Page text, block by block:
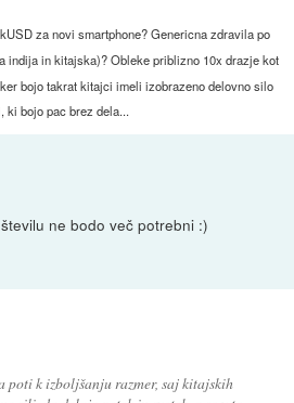
za novi smartphone? Genericna zdravila po
indija in kitajska)? Obleke priblizno 10x drazje kot
bojo takrat kitajci imeli izobrazeno delovno silo
ki bojo pac brez dela...
ne bodo več potrebni :)
poti k izboljšanju razmer, saj kitajskih